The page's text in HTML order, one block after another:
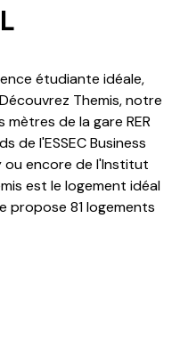
étudiante idéale,
Themis, notre
de la gare RER
de l'ESSEC Business
ou encore de l'Institut
est le logement idéal
propose 81 logements